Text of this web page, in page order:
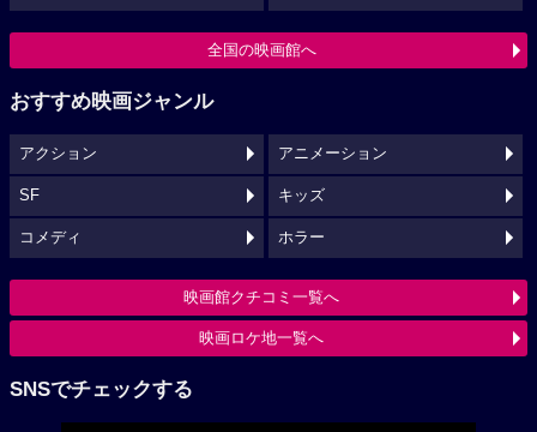
全国の映画館へ
おすすめ映画ジャンル
アクション アニメーション
SF キッズ
コメディ ホラー
映画館クチコミ一覧へ
映画ロケ地一覧へ
SNSでチェックする